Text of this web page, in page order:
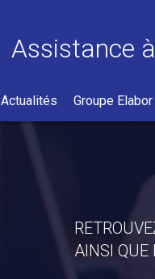
Assistance
Actualités Groupe Elabor
AINSI QUE